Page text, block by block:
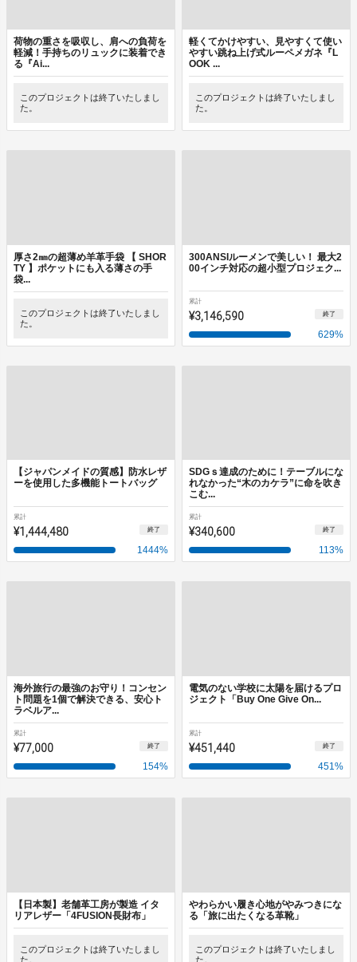
荷物の重さを吸収し、肩への負荷を
軽減！手持ちのリュックに装着でき
る『Ai...
このプロジェクトは終了いたしまし
た。
軽くてかけやすい、見やすくて使い
やすい跳ね上げ式ルーペメガネ『L
OOK ...
このプロジェクトは終了いたしまし
た。
厚さ2㎜の超薄め羊革手袋 【 SHOR
TY 】ポケットにも入る薄さの手
袋...
このプロジェクトは終了いたしまし
た。
300ANSIルーメンで美しい！ 最大2
00インチ対応の超小型プロジェク...
累計
¥3,146,590 終了
629%
【ジャパンメイドの質感】防水レザ
ーを使用した多機能トートバッグ
累計
¥1,444,480 終了
1444%
SDGｓ達成のために！テーブルにな
れなかった“木のカケラ”に命を吹き
こむ...
累計
¥340,600 終了
113%
海外旅行の最強のお守り！コンセン
ト問題を1個で解決できる、安心ト
ラベルア...
累計
¥77,000 終了
154%
電気のない学校に太陽を届けるプロ
ジェクト「Buy One Give On...
累計
¥451,440 終了
451%
【日本製】老舗革工房が製造 イタ
リアレザー「4FUSION長財布」
このプロジェクトは終了いたしまし
た。
やわらかい履き心地がやみつきにな
る「旅に出たくなる革靴」
このプロジェクトは終了いたしまし
た。